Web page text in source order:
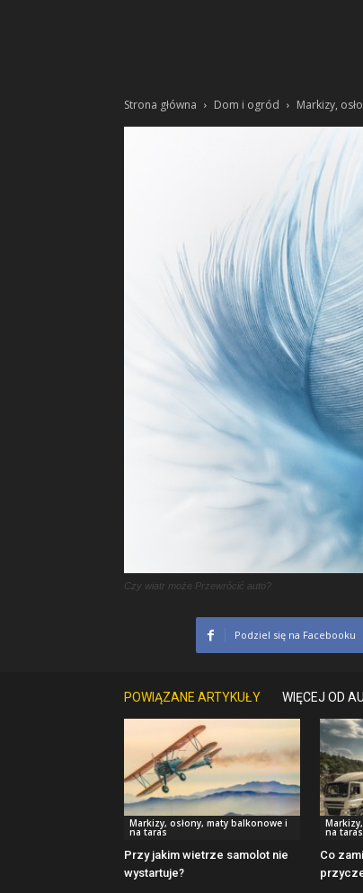
Strona główna Dom i ogród Markizy,
Czy wiatr może Przewrócić auto?
Podziel się na Facebooku
POWIĄZANE ARTYKUŁY WIĘCEJ OD
Markizy, osłony, maty balkonowe i
na taras
Przy jakim wietrze samolot nie
wystartuje?
na taras
Co